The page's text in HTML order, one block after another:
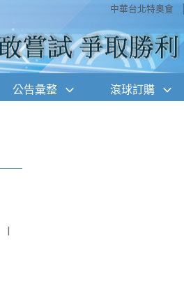
中華台北特奧會
公告彙整 滾球訂購
|